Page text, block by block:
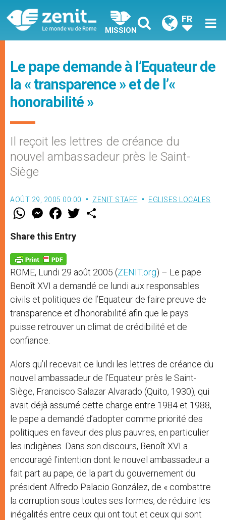
MISSION
FR
Le pape demande à l’Equateur de
la « transparence » et de l’«
honorabilité »
Il reçoit les lettres de créance du
nouvel ambassadeur près le Saint-
Siège
AOÛT 29, 2005 00:00 ZENIT STAFF EGLISES LOCALES
W
t
s
p
p
M
e
s
e
g
e
r
F
a
e
b
o
k
w
Share this Entry
ROME, Lundi 29 août 2005 (ZENIT.org) – Le pape
Benoît XVI a demandé ce lundi aux responsables
civils et politiques de l’Equateur de faire preuve de
transparence et d’honorabilité afin que le pays
puisse retrouver un climat de crédibilité et de
confiance.
Alors qu’il recevait ce lundi les lettres de créance du
nouvel ambassadeur de l’Equateur près le Saint-
Siège, Francisco Salazar Alvarado (Quito, 1930), qui
avait déjà assumé cette charge entre 1984 et 1988,
le pape a demandé d’adopter comme priorité des
politiques en faveur des plus pauvres, en particulier
les indigènes. Dans son discours, Benoît XVI a
encouragé l’intention dont le nouvel ambassadeur a
fait part au pape, de la part du gouvernement du
président Alfredo Palacio González, de « combattre
la corruption sous toutes ses formes, de réduire les
inégalités entre ceux qui ont tout et ceux qui sont